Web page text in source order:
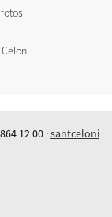
12 00 ·santceloni